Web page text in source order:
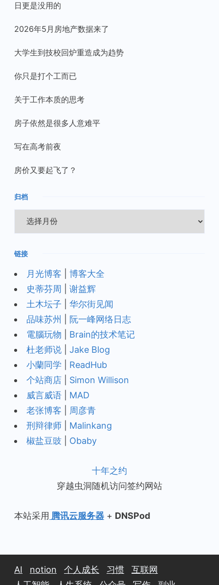
日更是没用的
2026年5月房地产数据来了
大学生到技校回炉重造成为趋势
你只是打个工而已
关于工作本质的思考
房子依然是很多人意难平
写在高考前夜
房价又要起飞了？
归档
档
链接
月光博客
博客大全
史蒂芬周
谢益辉
土木坛子
华尔街见闻
品味苏州
阮一峰网络日志
電腦玩物
Brain的技术笔记
杜老师说
Jake Blog
小蘭同学
ReadHub
个站商店
Simon Willison
威言威语
MAD
老张博客
周彦青
刑辩律师
Malinkang
椒盐豆豉
Obaby
十年之约
穿越虫洞随机访问签约网站
本站采用 腾讯云服务器 + DNSPod
AI notion 个人成长 习惯
互联网